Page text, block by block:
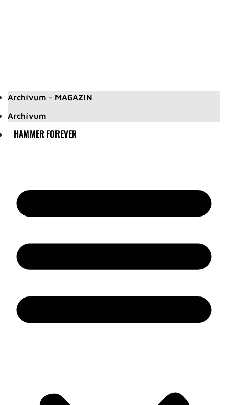
Archívum – MAGAZIN
Archívum
HAMMER FOREVER